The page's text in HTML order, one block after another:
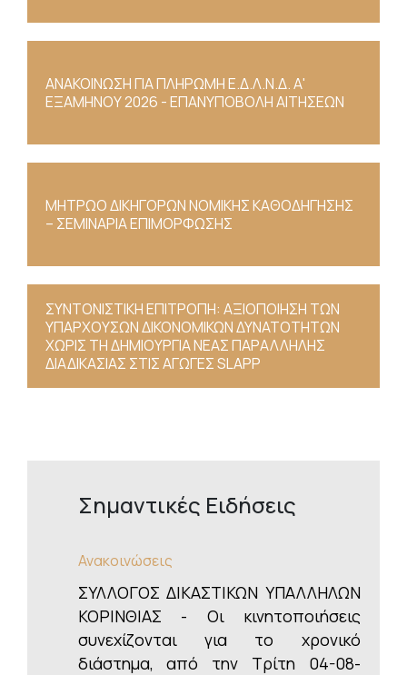
ΑΝΑΚΟΙΝΩΣΗ ΓΙΑ ΠΛΗΡΩΜΗ Ε.Δ.Λ.Ν.Δ. Α'
ΕΞΑΜΗΝΟΥ 2026 - ΕΠΑΝΥΠΟΒΟΛΗ ΑΙΤΗΣΕΩΝ
ΜΗΤΡΩΟ ΔΙΚΗΓΟΡΩΝ ΝΟΜΙΚΗΣ ΚΑΘΟΔΗΓΗΣΗΣ
– ΣΕΜΙΝΑΡΙΑ ΕΠΙΜΟΡΦΩΣΗΣ
ΣΥΝΤΟΝΙΣΤΙΚΗ ΕΠΙΤΡΟΠΗ: ΑΞΙΟΠΟΙΗΣΗ ΤΩΝ
ΥΠΑΡΧΟΥΣΩΝ ΔΙΚΟΝΟΜΙΚΩΝ ΔΥΝΑΤΟΤΗΤΩΝ
ΧΩΡΙΣ ΤΗ ΔΗΜΙΟΥΡΓΙΑ ΝΕΑΣ ΠΑΡΑΛΛΗΛΗΣ
ΔΙΑΔΙΚΑΣΙΑΣ ΣΤΙΣ ΑΓΩΓΕΣ SLAPP
Σημαντικές Ειδήσεις
Ανακοινώσεις
ΣΥΛΛΟΓΟΣ ΔΙΚΑΣΤΙΚΩΝ ΥΠΑΛΛΗΛΩΝ
ΚΟΡΙΝΘΙΑΣ - Οι κινητοποιήσεις
συνεχίζονται για το χρονικό
διάστημα, από την Τρίτη 04-08-